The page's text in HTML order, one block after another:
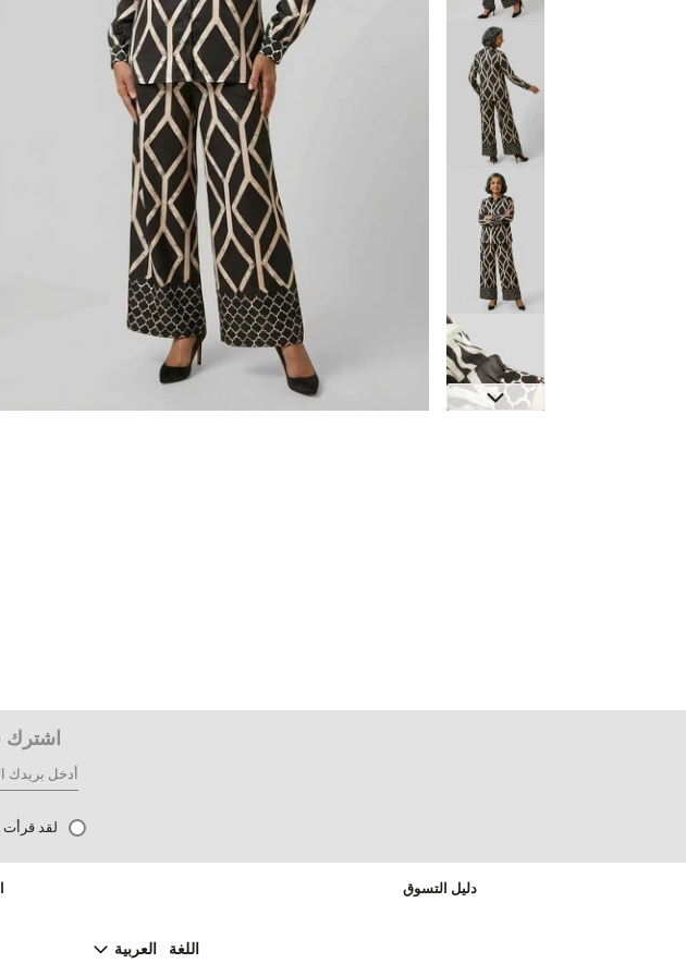
اشترك
لقد
دليل التسوق
اللغة العربية